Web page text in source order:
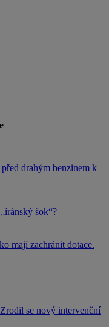
drahým benzinem k
šok“?
mají zachránit dotace.
se nový intervenční